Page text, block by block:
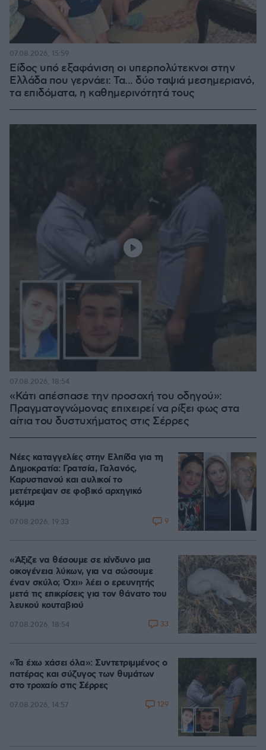
Είδος υπό εξαφάνιση οι υπερπολύτεκνοι στην
Ελλάδα που γερνάει: Τα... δύο ταψιά μεσημεριανό,
τα επιδόματα, η καθημερινότητά τους
07.08.2026, 15:59
«Κάτι απέσπασε την προσοχή του οδηγού»:
Πραγματογνώμονας επιχειρεί να ρίξει φως στα
αίτια του δυστυχήματος στις Σέρρες
07.08.2026, 18:54
Νέες καταγγελίες στην Ελπίδα για τη
Δημοκρατία: Γρατσία, Γαλανός,
Καρυστιανού και αυλικοί το
μετέτρεψαν σε φοβικό αρχηγικό
κόμμα
07.08.2026, 19:33 9
«Άξιζε να θέσουμε σε κίνδυνο μια
οικογένεια λύκων, για να σώσουμε
έναν σκύλο; Όχι» λέει ο ερευνητής
μετά τις επικρίσεις για τον θάνατο του
λευκού κουταβιού
07.08.2026, 18:54 33
«Τα έχω χάσει όλα»: Συντετριμμένος ο
πατέρας και σύζυγος των θυμάτων
στο τροχαίο στις Σέρρες
07.08.2026, 14:57 129